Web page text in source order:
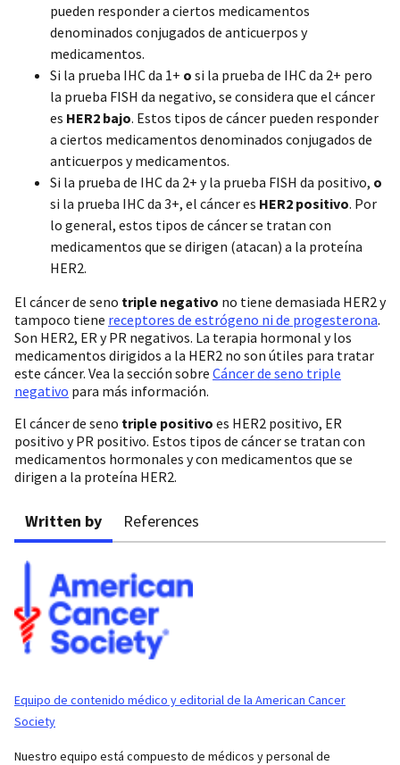
pueden responder a ciertos medicamentos
denominados conjugados de anticuerpos y
medicamentos.
Si la prueba IHC da 1+ o si la prueba de IHC da 2+ pero
la prueba FISH da negativo, se considera que el cáncer
es HER2 bajo. Estos tipos de cáncer pueden responder
a ciertos medicamentos denominados conjugados de
anticuerpos y medicamentos.
Si la prueba de IHC da 2+ y la prueba FISH da positivo, o
si la prueba IHC da 3+, el cáncer es HER2 positivo. Por
lo general, estos tipos de cáncer se tratan con
medicamentos que se dirigen (atacan) a la proteína
HER2.
El cáncer de seno triple negativo no tiene demasiada HER2 y
tampoco tiene receptores de estrógeno ni de progesterona.
Son HER2, ER y PR negativos. La terapia hormonal y los
medicamentos dirigidos a la HER2 no son útiles para tratar
este cáncer. Vea la sección sobre Cáncer de seno triple
negativo para más información.
El cáncer de seno triple positivo es HER2 positivo, ER
positivo y PR positivo. Estos tipos de cáncer se tratan con
medicamentos hormonales y con medicamentos que se
dirigen a la proteína HER2.
Written by References
Equipo de contenido médico y editorial de la American Cancer
Society
Nuestro equipo está compuesto de médicos y personal de